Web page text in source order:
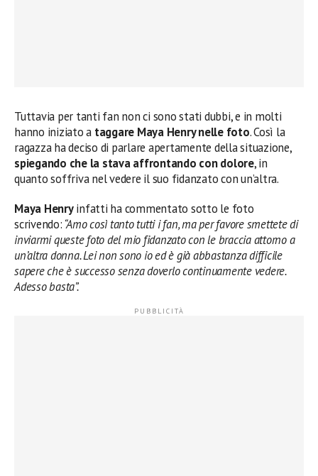
Tuttavia per tanti fan non ci sono stati dubbi, e in molti
hanno iniziato a taggare Maya Henry nelle foto. Così la
ragazza ha deciso di parlare apertamente della situazione,
spiegando che la stava affrontando con dolore, in
quanto soffriva nel vedere il suo fidanzato con un’altra.
Maya Henryinfatti ha commentato sotto le foto
scrivendo:“Amo così tanto tutti i fan, ma per favore smettete di
inviarmi queste foto del mio fidanzato con le braccia attorno a
un’altra donna. Lei non sono io ed è già abbastanza difficile
sapere che è successo senza doverlo continuamente vedere.
Adesso basta”.